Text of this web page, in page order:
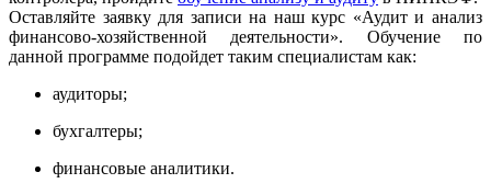
Оставляйте заявку для записи на наш курс «Аудит и анализ
финансово-хозяйственной деятельности». Обучение по
данной программе подойдет таким специалистам как:
аудиторы;
бухгалтеры;
финансовые аналитики.